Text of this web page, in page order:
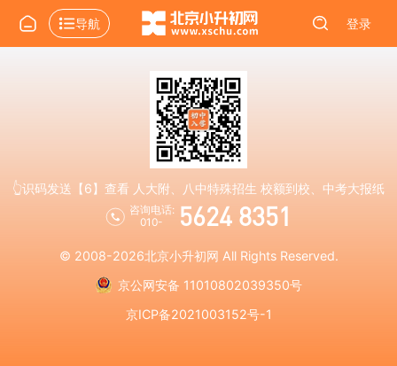
导航 登录
👆识码发送【6】查看 人大附、八中特殊招生 校额到校、中考大报纸
咨询电话:
010-
5624 8351
© 2008-2026北京小升初网 All Rights Reserved.
京公网安备 11010802039350号
京ICP备2021003152号-1